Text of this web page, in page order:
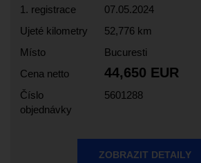
1. registrace
07.05.2024
Ujeté kilometry
52,776 km
Místo
Bucuresti
Cena netto
44,650 EUR
Číslo
objednávky
5601288
ZOBRAZIT DETAILY